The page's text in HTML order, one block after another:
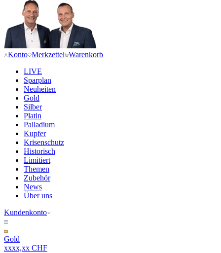
Konto Merkzettel Warenkorb
LIVE
Sparplan
Neuheiten
Gold
Silber
Platin
Palladium
Kupfer
Krisenschutz
Historisch
Limitiert
Themen
Zubehör
News
Über uns
Kundenkonto
Gold
xxxx,xx CHF